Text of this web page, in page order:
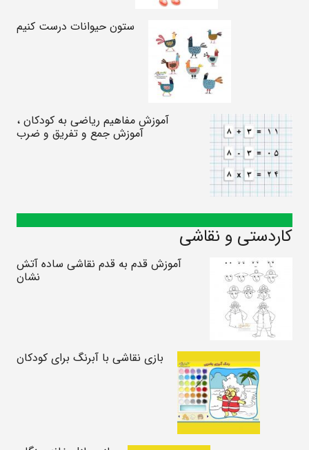
ستون حیوانات درست کنیم
آموزش مفاهیم ریاضی به کودکان ،
آموزش جمع و تفریق و ضرب
کاردستی و نقاشی
آموزش قدم به قدم نقاشی ساده آتش
نشان
بازی نقاشی با آبرنگ برای کودکان